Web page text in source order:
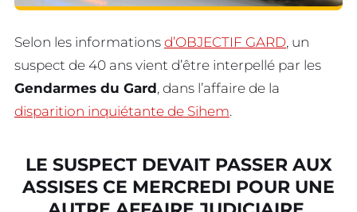
Selon les informations d’OBJECTIF GARD, un
suspect de 40 ans vient d’être interpellé par les
Gendarmes du Gard, dans l’affaire de la
disparition inquiétante de Sihem.
LE SUSPECT DEVAIT PASSER AUX
ASSISES CE MERCREDI POUR UNE